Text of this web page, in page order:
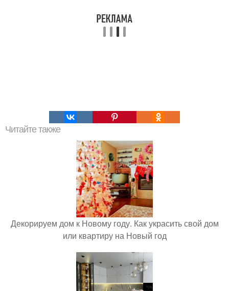
Читайте также
Декорируем дом к Новому году. Как украсить свой дом
или квартиру на Новый год